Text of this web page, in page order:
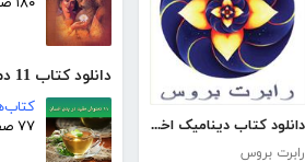
دانلود کتاب 11 دمنوش مفید در بدن انسان
۷۷ صفحه
دانلود کتاب دینامیک اختری: نگرشی نوین به تجربه‌ی خارج از کالبد
رابرت بروس